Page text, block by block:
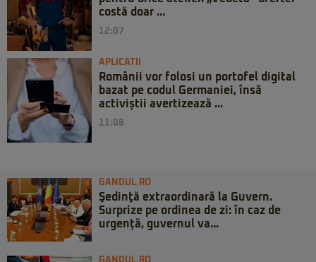
costă doar ...
12:07
APLICATII
Românii vor folosi un portofel digital
bazat pe codul Germaniei, însă
activiștii avertizează ...
11:08
GANDUL.RO
Şedinţă extraordinară la Guvern.
Surprize pe ordinea de zi: în caz de
urgență, guvernul va...